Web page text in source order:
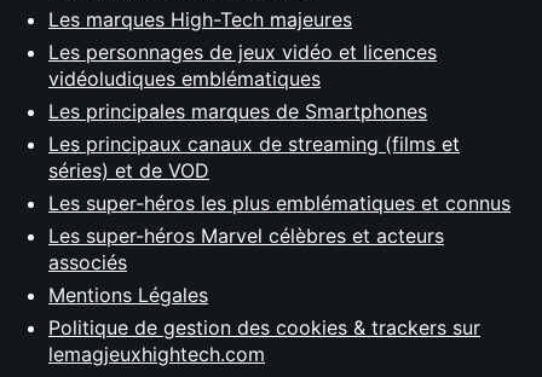
Les marques High-Tech majeures
Les personnages de jeux vidéo et licences
vidéoludiques emblématiques
Les principales marques de Smartphones
Les principaux canaux de streaming (films et
séries) et de VOD
Les super-héros les plus emblématiques et connus
Les super-héros Marvel célèbres et acteurs
associés
Mentions Légales
Politique de gestion des cookies & trackers sur
lemagjeuxhightech.com